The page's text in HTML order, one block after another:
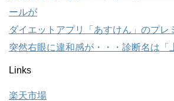
ールが
ダイエットアプリ「あすけん」のプレ
突然右眼に違和感が・・・診断名は「
Links
楽天市場